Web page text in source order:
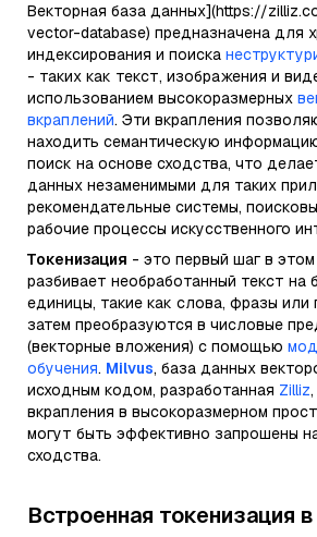
Векторная база данных](https://
vector-database) предназначена для
индексирования и поиска
- таких как текст, изображения и
использованием высокоразмерных
вкраплений. Эти вкрапления
находить семантическую
поиск на основе сходства, что
данных незаменимыми для таких
рекомендательные системы,
рабочие процессы искусственного
Токенизация - это первый шаг в
разбивает необработанный текст на
единицы, такие как слова, фразы
затем преобразуются в числовые
(векторные вложения) с помощью
обучения. Milvus, база данных
исходным кодом, разработанная Zilliz
вкрапления в высокоразмерном
могут быть эффективно запрошены
сходства.
Встроенная токенизация